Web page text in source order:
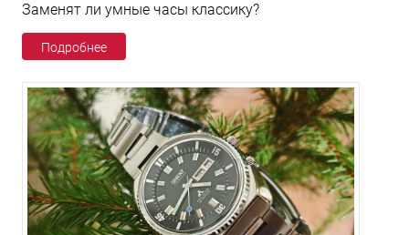
Заменят ли умные часы классику?
Подробнее